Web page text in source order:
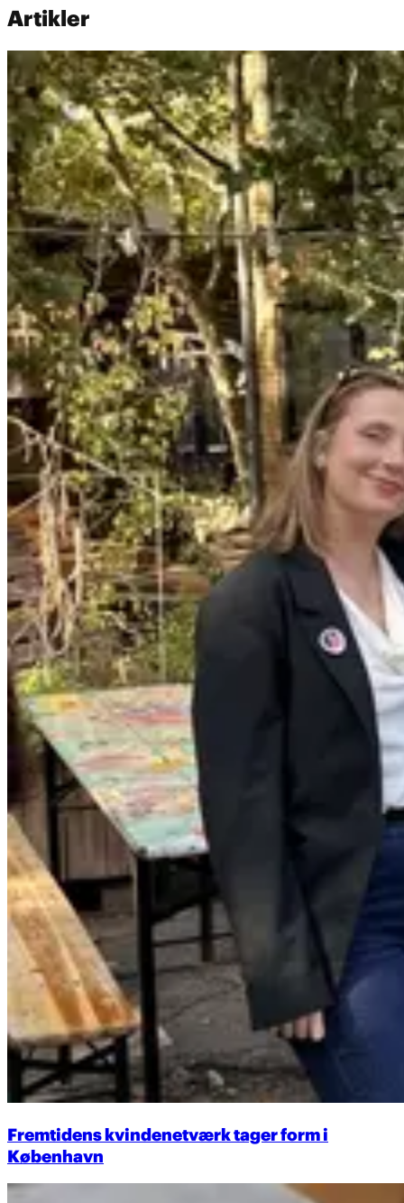
Artikler
Fremtidens kvindenetværk tager form i
København